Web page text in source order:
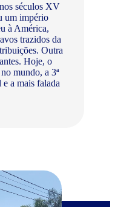
séculos XV
um império
à América,
trazidos da
Outra
Hoje, o
mundo, a 3ª
a mais falada